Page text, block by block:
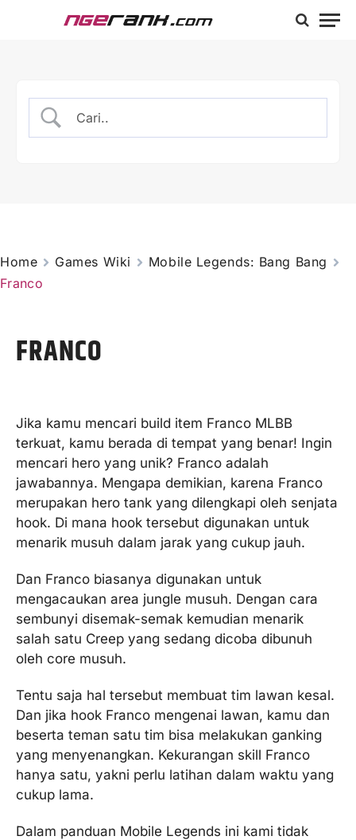
Home Games Wiki
Mobile Legends: Bang Bang
Franco
FRANCO
Jika kamu mencari build item Franco MLBB
terkuat, kamu berada di tempat yang benar! Ingin
mencari hero yang unik? Franco adalah
jawabannya. Mengapa demikian, karena Franco
merupakan hero tank yang dilengkapi oleh senjata
hook. Di mana hook tersebut digunakan untuk
menarik musuh dalam jarak yang cukup jauh.
Dan Franco biasanya digunakan untuk
mengacaukan area jungle musuh. Dengan cara
sembunyi disemak-semak kemudian menarik
salah satu Creep yang sedang dicoba dibunuh
oleh core musuh.
Tentu saja hal tersebut membuat tim lawan kesal.
Dan jika hook Franco mengenai lawan, kamu dan
beserta teman satu tim bisa melakukan ganking
yang menyenangkan. Kekurangan skill Franco
hanya satu, yakni perlu latihan dalam waktu yang
cukup lama.
Dalam panduan Mobile Legends ini kami tidak